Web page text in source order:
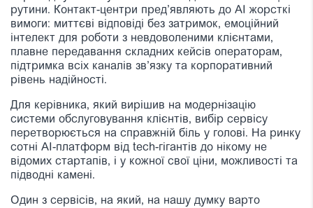
рутини. Контакт-центри пред’являють до AI жорсткі
вимоги: миттєві відповіді без затримок, емоційний
інтелект для роботи з невдоволеними клієнтами,
плавне передавання складних кейсів операторам,
підтримка всіх каналів зв’язку та корпоративний
рівень надійності.
Для керівника, який вирішив на модернізацію
системи обслуговування клієнтів, вибір сервісу
перетворюється на справжній біль у голові. На ринку
сотні AI-платформ від tech-гігантів до нікому не
відомих стартапів, і у кожної свої ціни, можливості та
підводні камені.
Один з сервісів, на який, на нашу думку варто